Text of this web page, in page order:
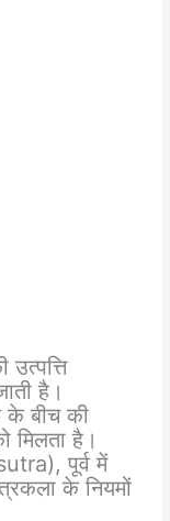
है।
के बीच की
मिलता है।
पूर्व में
के नियमों